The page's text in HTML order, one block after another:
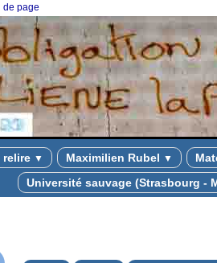
de page
relire ▼ Maximilien Rubel ▼
Université sauvage (Strasbourg -